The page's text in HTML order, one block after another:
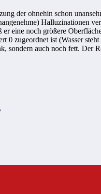
der ohnehin schon
Halluzinationen
er eine noch größere
0 zugeordnet ist (Wasser
sondern auch noch fett. Der